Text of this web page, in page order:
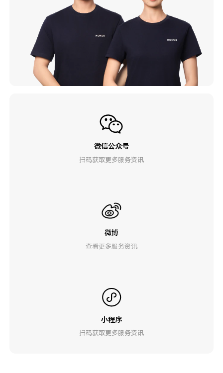
微信公众号
扫码获取更多服务资讯
微博
查看更多服务资讯
小程序
扫码获取更多服务资讯